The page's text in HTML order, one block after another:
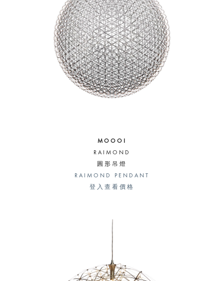
MOOOI
RAIMOND
圓形吊燈
RAIMOND PENDANT
登入查看價格